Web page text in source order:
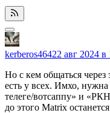
kerberos46422 авг 2024 в
Но с кем общаться
есть у всех. Имхо,
телеге/вотсаппу» и
до этого Matrix